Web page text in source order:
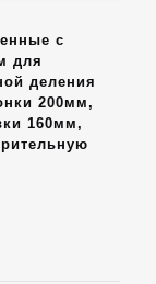
с
для
деления
200мм,
160мм,